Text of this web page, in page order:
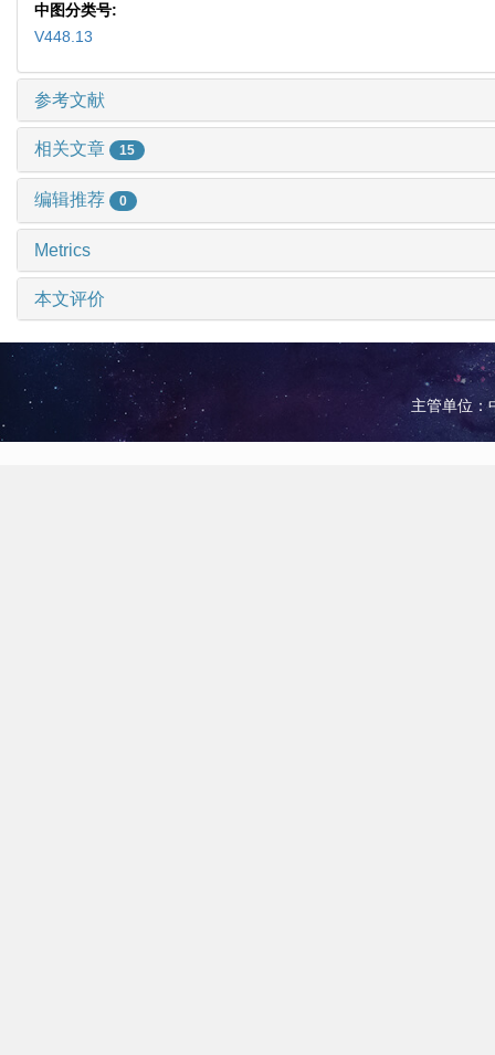
中图分类号:
V448.13
参考文献
相关文章 15
编辑推荐 0
Metrics
本文评价
主管单位：